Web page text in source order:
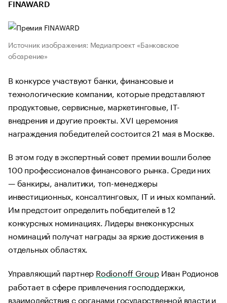
FINAWARD
Источник изображения: Медиапроект «Банковское
обозрение»
В конкурсе участвуют банки, финансовые и
технологические компании, которые представляют
продуктовые, сервисные, маркетинговые, IT-
внедрения и другие проекты. XVI церемония
награждения победителей состоится 21 мая в Москве.
В этом году в экспертный совет премии вошли более
100 профессионалов финансового рынка. Среди них
— банкиры, аналитики, топ-менеджеры
инвестиционных, консалтинговых, IT и иных компаний.
Им предстоит определить победителей в 12
конкурсных номинациях. Лидеры внеконкурсных
номинаций получат награды за яркие достижения в
отдельных областях.
Управляющий партнер Rodionoff Group Иван Родионов
работает в сфере привлечения господдержки,
взаимодействия с органами государственной власти и